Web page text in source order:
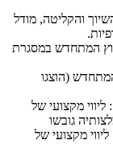
והקליטה, מודל
המתחדש במסגרת
(הוצגו
מקצועי של
גובשו
מקצועי של